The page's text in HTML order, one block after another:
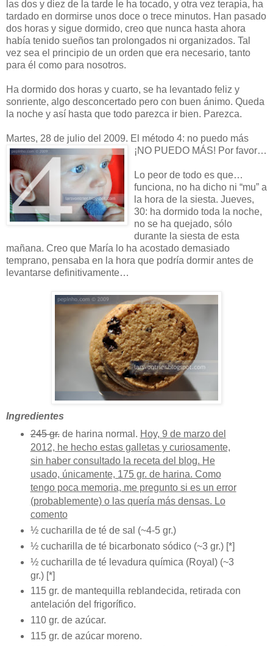
las dos y diez de la tarde le ha tocado, y otra vez terapia, ha
tardado en dormirse unos doce o trece minutos. Han pasado
dos horas y sigue dormido, creo que nunca hasta ahora
había tenido sueños tan prolongados ni organizados. Tal
vez sea el principio de un orden que era necesario, tanto
para él como para nosotros.
Ha dormido dos horas y cuarto, se ha levantado feliz y
sonriente, algo desconcertado pero con buen ánimo. Queda
la noche y así hasta que todo parezca ir bien. Parezca.
Martes, 28 de julio del 2009. El método 4: no puedo más
¡NO PUEDO MÁS! Por favor…
Lo peor de todo es que…
funciona, no ha dicho ni “mu” a
la hora de la siesta. Jueves,
30: ha dormido toda la noche,
no se ha quejado, sólo
durante la siesta de esta
mañana. Creo que María lo ha acostado demasiado
temprano, pensaba en la hora que podría dormir antes de
levantarse definitivamente…
Ingredientes
245 gr.de harina normal. Hoy, 9 de marzo del
2012, he hecho estas galletas y curiosamente,
sin haber consultado la receta del blog. He
usado, únicamente, 175 gr. de harina. Como
tengo poca memoria, me pregunto si es un error
(probablemente) o las quería más densas. Lo
comento
½ cucharilla de té de sal (~4-5 gr.)
½ cucharilla de té bicarbonato sódico (~3 gr.) [*]
½ cucharilla de té levadura química (Royal) (~3
gr.) [*]
115 gr. de mantequilla reblandecida, retirada con
antelación del frigorífico.
110 gr. de azúcar.
115 gr. de azúcar moreno.